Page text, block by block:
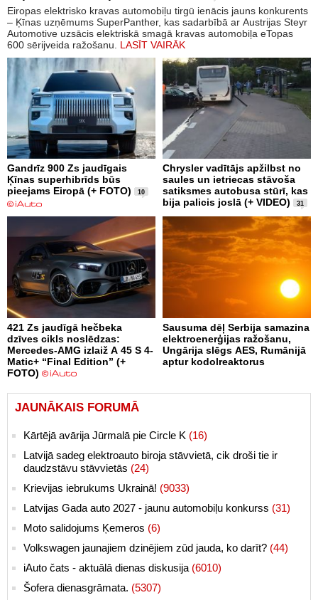
Eiropas elektrisko kravas automobiļu tirgū ienācis jauns konkurents
– Ķīnas uzņēmums SuperPanther, kas sadarbībā ar Austrijas Steyr
Automotive uzsācis elektriskā smagā kravas automobiļa eTopas
600 sērijveida ražošanu. LASĪT VAIRĀK
Gandrīz 900 Zs jaudīgais
Ķīnas superhibrīds būs
pieejams Eiropā (+ FOTO)
10
Chrysler vadītājs apžilbst no
saules un ietriecas stāvoša
satiksmes autobusa stūrī, kas
bija palicis joslā (+ VIDEO)
31
421 Zs jaudīgā hečbeka
dzīves cikls noslēdzas:
Mercedes-AMG izlaiž A 45 S 4-
Matic+ “Final Edition” (+
FOTO)
Sausuma dēļ Serbija samazina
elektroenerģijas ražošanu,
Ungārija slēgs AES, Rumānijā
aptur kodolreaktorus
JAUNĀKAIS FORUMĀ
Kārtējā avārija Jūrmalā pie Circle K (16)
Latvijā sadeg elektroauto biroja stāvvietā, cik droši tie ir
daudzstāvu stāvvietās (24)
Krievijas iebrukums Ukrainā! (9033)
Latvijas Gada auto 2027 - jaunu automobiļu konkurss (31)
Moto salidojums Ķemeros (6)
Volkswagen jaunajiem dzinējiem zūd jauda, ko darīt? (44)
iAuto čats - aktuālā dienas diskusija (6010)
Šofera dienasgrāmata. (5307)